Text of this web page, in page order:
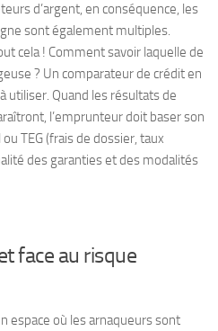
d’argent, en conséquence, les
sont également multiples.
cela ! Comment savoir laquelle de
? Un comparateur de crédit en
utiliser. Quand les résultats de
l’emprunteur doit baser son
TEG (frais de dossier, taux
des garanties et des modalités
face au risque
espace où les arnaqueurs sont